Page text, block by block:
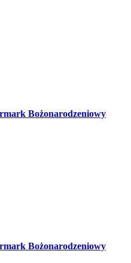
Bożonarodzeniowy
Bożonarodzeniowy